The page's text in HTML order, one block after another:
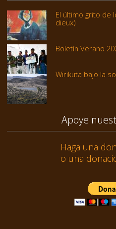
El último grito de
dieux)
Boletín Verano
Wirikuta bajo la
Apoye
Haga una
o una